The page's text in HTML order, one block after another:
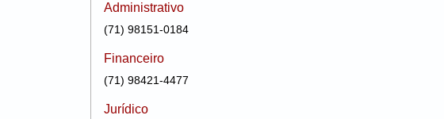
Administrativo
(71) 98151-0184
Financeiro
(71) 98421-4477
Jurídico